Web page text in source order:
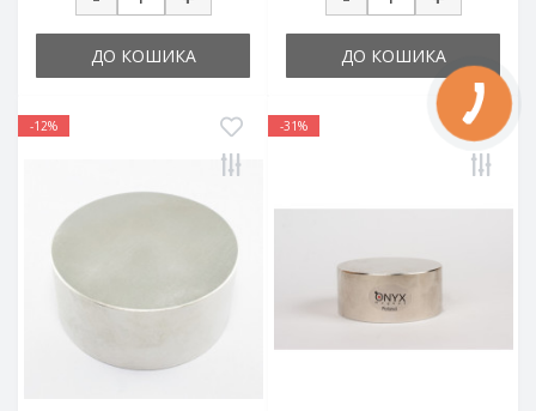
ДО КОШИКА ДО КОШИКА
-12% -31%